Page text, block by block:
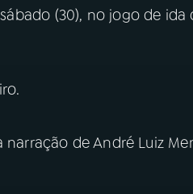
(30), no jogo de ida
de André Luiz